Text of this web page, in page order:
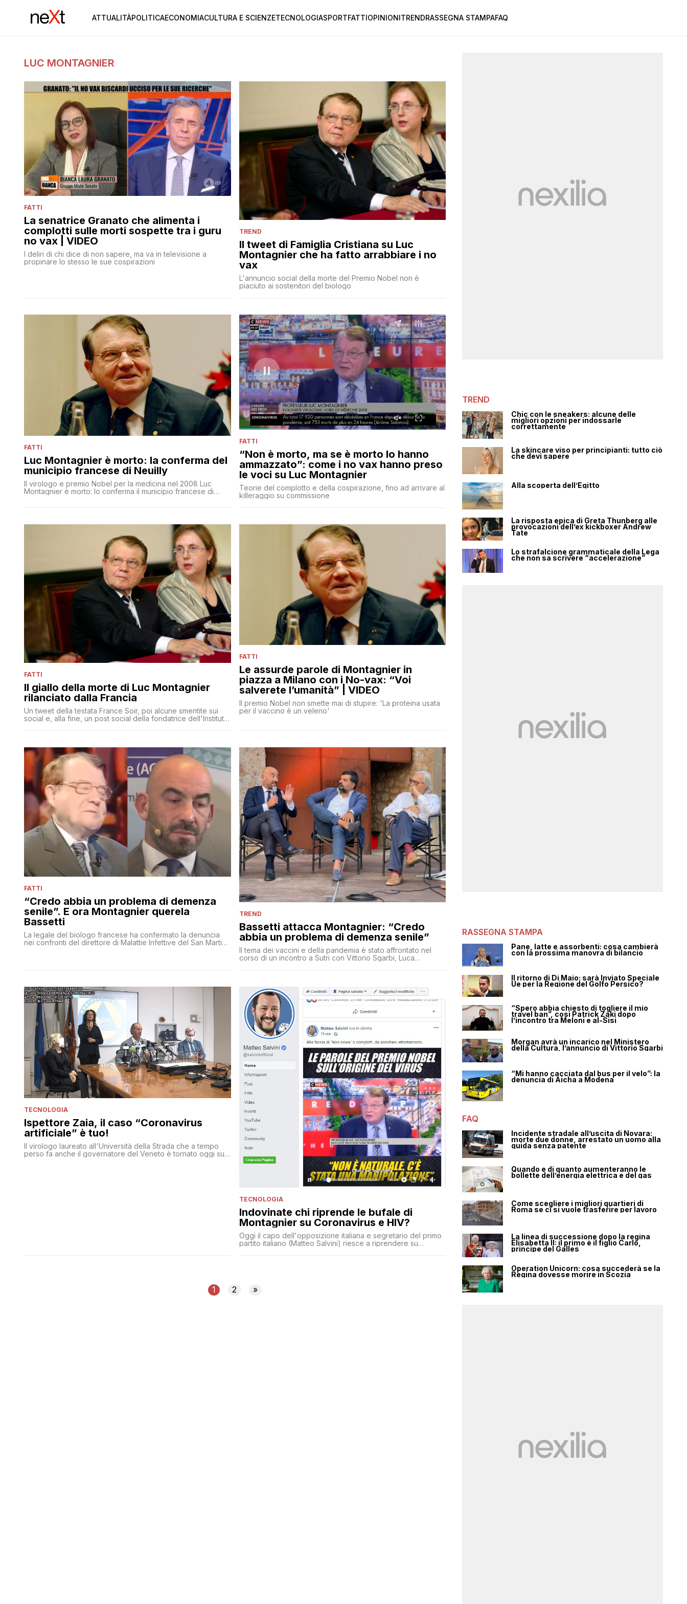
ATTUALITÀPOLITICAECONOMIACULTURA E SCIENZETECNOLOGIASPORTFATTIOPINIONITRENDRASSEGNA STAMPAFAQ
LUC MONTAGNIER
FATTI
La senatrice Granato che alimenta i
complotti sulle morti sospette tra i guru
no vax | VIDEO
I deliri di chi dice di non sapere, ma va in televisione a
propinare lo stesso le sue cospirazioni
TREND
Il tweet di Famiglia Cristiana su Luc
Montagnier che ha fatto arrabbiare i no
vax
L'annuncio social della morte del Premio Nobel non è
piaciuto ai sostenitori del biologo
FATTI
Luc Montagnier è morto: la conferma del
municipio francese di Neuilly
Il virologo e premio Nobel per la medicina nel 2008 Luc
Montagnier è morto: lo conferma il municipio francese di
FATTI
“Non è morto, ma se è morto lo hanno
ammazzato”: come i no vax hanno preso
le voci su Luc Montagnier
Teorie del complotto e della cospirazione, fino ad arrivare al
killeraggio su commissione
FATTI
Il giallo della morte di Luc Montagnier
rilanciato dalla Francia
Un tweet della testata France Soir, poi alcune smentite sui
social e, alla fine, un post social della fondatrice dell'Institut
FATTI
Le assurde parole di Montagnier in
piazza a Milano con i No-vax: “Voi
salverete l’umanità” | VIDEO
Il premio Nobel non smette mai di stupire: 'La proteina usata
per il vaccino è un veleno'
FATTI
“Credo abbia un problema di demenza
senile”. E ora Montagnier querela
Bassetti
La legale del biologo francese ha confermato la denuncia
nei confronti del direttore di Malattie Infettive del San Martino
TREND
Bassetti attacca Montagnier: “Credo
abbia un problema di demenza senile”
Il tema dei vaccini e della pandemia è stato affrontato nel
corso di un incontro a Sutri con Vittorio Sgarbi, Luca
TECNOLOGIA
Ispettore Zaia, il caso “Coronavirus
artificiale” è tuo!
Il virologo laureato all'Università della Strada che a tempo
perso fa anche il governatore del Veneto è tornato oggi sul
TECNOLOGIA
Indovinate chi riprende le bufale di
Montagnier su Coronavirus e HIV?
Oggi il capo dell'opposizione italiana e segretario del primo
partito italiano (Matteo Salvini) riesce a riprendere su
1 2 »
TREND
Chic con le sneakers: alcune delle
migliori opzioni per indossarle
correttamente
La skincare viso per principianti: tutto ciò
che devi sapere
Alla scoperta dell’Egitto
La risposta epica di Greta Thunberg alle
provocazioni dell’ex kickboxer Andrew
Tate
Lo strafalcione grammaticale della Lega
che non sa scrivere “accelerazione”
RASSEGNA STAMPA
Pane, latte e assorbenti: cosa cambierà
con la prossima manovra di bilancio
Il ritorno di Di Maio: sarà Inviato Speciale
Ue per la Regione del Golfo Persico?
“Spero abbia chiesto di togliere il mio
travel ban”, così Patrick Zaki dopo
l’incontro tra Meloni e al-Sisi
Morgan avrà un incarico nel Ministero
della Cultura, l’annuncio di Vittorio Sgarbi
“Mi hanno cacciata dal bus per il velo”: la
denuncia di Aicha a Modena
FAQ
Incidente stradale all’uscita di Novara:
morte due donne, arrestato un uomo alla
guida senza patente
Quando e di quanto aumenteranno le
bollette dell’energia elettrica e del gas
Come scegliere i migliori quartieri di
Roma se ci si vuole trasferire per lavoro
La linea di successione dopo la regina
Elisabetta II: il primo è il figlio Carlo,
principe del Galles
Operation Unicorn: cosa succederà se la
Regina dovesse morire in Scozia